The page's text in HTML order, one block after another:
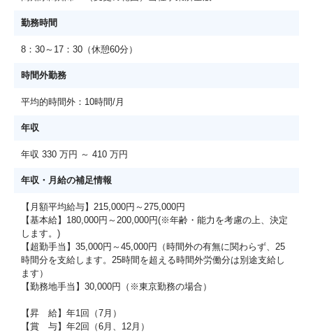
勤務時間
8：30～17：30（休憩60分）
時間外勤務
平均的時間外：10時間/月
年収
年収 330 万円 ～ 410 万円
年収・月給の補足情報
【月額平均給与】215,000円～275,000円
【基本給】180,000円～200,000円(※年齢・能力を考慮の上、決定
します。)
【超勤手当】35,000円～45,000円（時間外の有無に関わらず、25
時間分を支給します。25時間を超える時間外労働分は別途支給し
ます）
【勤務地手当】30,000円（※東京勤務の場合）
【昇 給】年1回（7月）
【賞 与】年2回（6月、12月）